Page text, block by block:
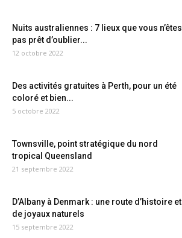
Nuits australiennes : 7 lieux que vous n’êtes
pas prêt d’oublier...
12 octobre 2022
Des activités gratuites à Perth, pour un été
coloré et bien...
5 octobre 2022
Townsville, point stratégique du nord
tropical Queensland
21 septembre 2022
D’Albany à Denmark : une route d’histoire et
de joyaux naturels
15 septembre 2022